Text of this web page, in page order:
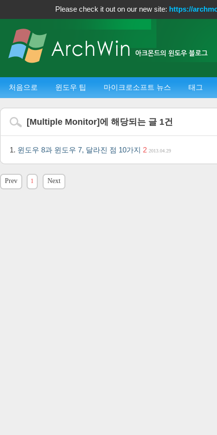
Please check it out on our new site: https://
처음으로 윈도우 팁 마이크로소프트 뉴스 태그
[Multiple Monitor]에 해당되는 글 1건
윈도우 8과 윈도우 7, 달라진 점 10가지 2 2013.04.29
Prev 1 Next